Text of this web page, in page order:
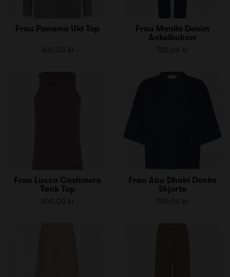
Frau Panama Uld Top
600,00 kr
Frau Manila Denim
Ankelbukser
750,00 kr
Frau Lucca Cashmere
Tank Top
300,00 kr
Frau Abu Dhabi Denim
Skjorte
750,00 kr